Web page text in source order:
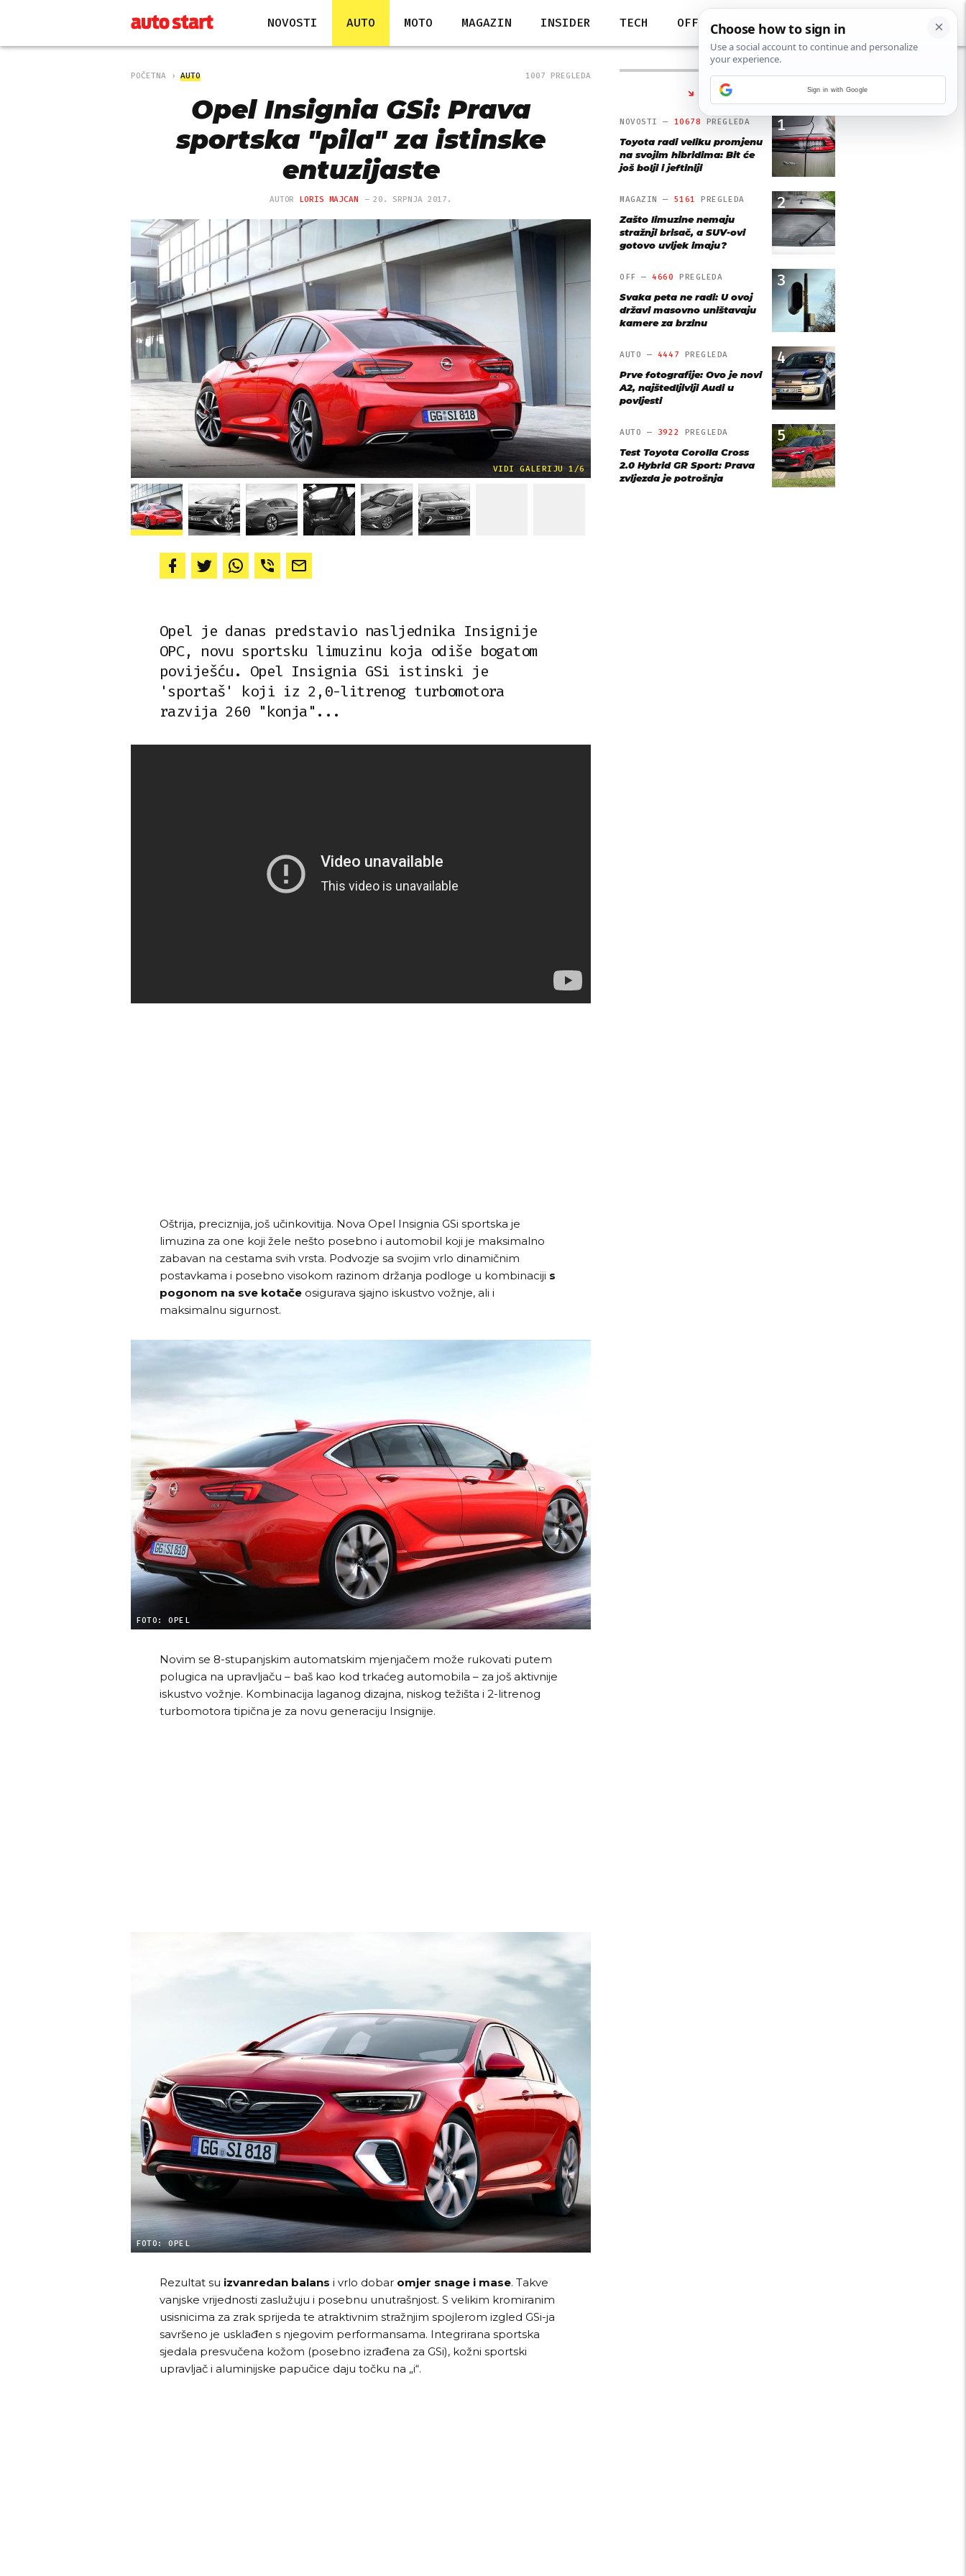
NOVOSTI AUTO MOTO MAGAZIN INSIDER TECH OFF
POČETNA AUTO 1007 PREGLEDA
Opel Insignia GSi: Prava
sportska "pila" za istinske
entuzijaste
AUTOR LORIS MAJCAN 20. SRPNJA 2017.
VIDI GALERIJU 1/6
Opel je danas predstavio nasljednika Insignije
OPC, novu sportsku limuzinu koja odiše bogatom
poviješću. Opel Insignia GSi istinski je
'sportaš' koji iz 2,0-litrenog turbomotora
razvija 260 "konja"...
Oštrija, preciznija, još učinkovitija. Nova Opel Insignia GSi sportska je
limuzina za one koji žele nešto posebno i automobil koji je maksimalno
zabavan na cestama svih vrsta. Podvozje sa svojim vrlo dinamičnim
postavkama i posebno visokom razinom držanja podloge u kombinaciji s
pogonom na sve kotače osigurava sjajno iskustvo vožnje, ali i
maksimalnu sigurnost.
FOTO: OPEL
Novim se 8-stupanjskim automatskim mjenjačem može rukovati putem
polugica na upravljaču – baš kao kod trkaćeg automobila – za još aktivnije
iskustvo vožnje. Kombinacija laganog dizajna, niskog težišta i 2-litrenog
turbomotora tipična je za novu generaciju Insignije.
FOTO: OPEL
Rezultat su izvanredan balans i vrlo dobar omjer snage i mase. Takve
vanjske vrijednosti zaslužuju i posebnu unutrašnjost. S velikim kromiranim
usisnicima za zrak sprijeda te atraktivnim stražnjim spojlerom izgled GSi-ja
savršeno je usklađen s njegovim performansama. Integrirana sportska
sjedala presvučena kožom (posebno izrađena za GSi), kožni sportski
upravljač i aluminijske papučice daju točku na „i“.
NAJČITANIJE
1
NOVOSTI — 10678 PREGLEDA
Toyota radi veliku promjenu
na svojim hibridima: Bit će
još bolji i jeftiniji
2
MAGAZIN — 5161 PREGLEDA
Zašto limuzine nemaju
stražnji brisač, a SUV-ovi
gotovo uvijek imaju?
3
OFF —4660 PREGLEDA
Svaka peta ne radi: U ovoj
državi masovno uništavaju
kamere za brzinu
4
AUTO — 4447 PREGLEDA
Prve fotografije: Ovo je novi
A2, najštedljiviji Audi u
povijesti
5
AUTO — 3922 PREGLEDA
Test Toyota Corolla Cross
2.0 Hybrid GR Sport: Prava
zvijezda je potrošnja
Sign in with Google